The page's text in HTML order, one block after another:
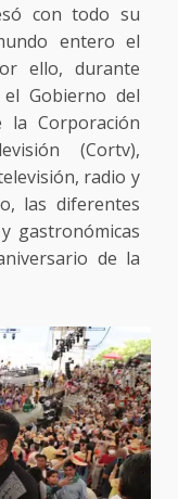
con todo su
entero el
ello, durante
el Gobierno del
la Corporación
(Cortv),
radio y
las diferentes
gastronómicas
de la